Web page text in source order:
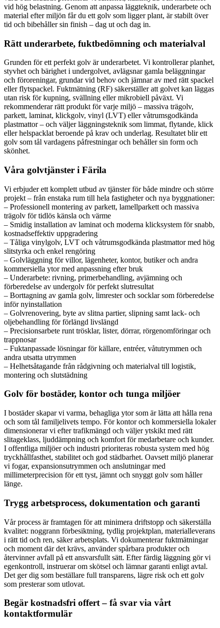
vid hög belastning. Genom att anpassa läggteknik, underarbete och
material efter miljön får du ett golv som ligger plant, är stabilt över
tid och bibehåller sin finish – dag ut och dag in.
Rätt underarbete, fuktbedömning och materialval
Grunden för ett perfekt golv är underarbetet. Vi kontrollerar planhet,
styvhet och bärighet i undergolvet, avlägsnar gamla beläggningar
och föroreningar, grundar vid behov och jämnar av med rätt spackel
eller flytspackel. Fuktmätning (RF) säkerställer att golvet kan läggas
utan risk för kupning, svällning eller mikrobiell påväxt. Vi
rekommenderar rätt produkt för varje miljö – massiva trägolv,
parkett, laminat, klickgolv, vinyl (LVT) eller våtrumsgodkända
plastmattor – och väljer läggningsteknik som limmat, flytande, klick
eller helspacklat beroende på krav och underlag. Resultatet blir ett
golv som tål vardagens påfrestningar och behåller sin form och
skönhet.
Våra golvtjänster i Färila
Vi erbjuder ett komplett utbud av tjänster för både mindre och större
projekt – från enstaka rum till hela fastigheter och nya byggnationer:
– Professionell montering av parkett, lamellparkett och massiva
trägolv för tidlös känsla och värme
– Smidig installation av laminat och moderna klicksystem för snabb,
kostnadseffektiv uppgradering
– Tåliga vinylgolv, LVT och våtrumsgodkända plastmattor med hög
slitstyrka och enkel rengöring
– Golvläggning för villor, lägenheter, kontor, butiker och andra
kommersiella ytor med anpassning efter bruk
– Underarbete: rivning, primerbehandling, avjämning och
förberedelse av undergolv för perfekt slutresultat
– Borttagning av gamla golv, limrester och socklar som förberedelse
inför nyinstallation
– Golvrenovering, byte av slitna partier, slipning samt lack- och
oljebehandling för förlängd livslängd
– Precisionsarbete runt trösklar, lister, dörrar, rörgenomföringar och
trappnosar
– Fuktanpassade lösningar för källare, entréer, våtutrymmen och
andra utsatta utrymmen
– Helhetsåtagande från rådgivning och materialval till logistik,
montering och slutstädning
Golv för bostäder, kontor och tunga miljöer
I bostäder skapar vi varma, behagliga ytor som är lätta att hålla rena
och som tål familjelivets tempo. För kontor och kommersiella lokaler
dimensionerar vi efter trafikmängd och väljer ytskikt med rätt
slitageklass, ljuddämpning och komfort för medarbetare och kunder.
I offentliga miljöer och industri prioriteras robusta system med hög
tryckhållfasthet, stabilitet och god städbarhet. Oavsett miljö planerar
vi fogar, expansionsutrymmen och anslutningar med
millimeterprecision för ett tyst, jämnt och snyggt golv som håller
länge.
Trygg arbetsprocess, dokumentation och garanti
Vår process är framtagen för att minimera driftstopp och säkerställa
kvalitet: noggrann förbesiktning, tydlig projektplan, materialleverans
i rätt tid och ren, säker arbetsplats. Vi dokumenterar fuktmätningar
och moment där det krävs, använder spårbara produkter och
återvinner avfall på ett ansvarsfullt sätt. Efter färdig läggning gör vi
egenkontroll, instruerar om skötsel och lämnar garanti enligt avtal.
Det ger dig som beställare full transparens, lägre risk och ett golv
som presterar som utlovat.
Begär kostnadsfri offert – få svar via vårt
kontaktformulär